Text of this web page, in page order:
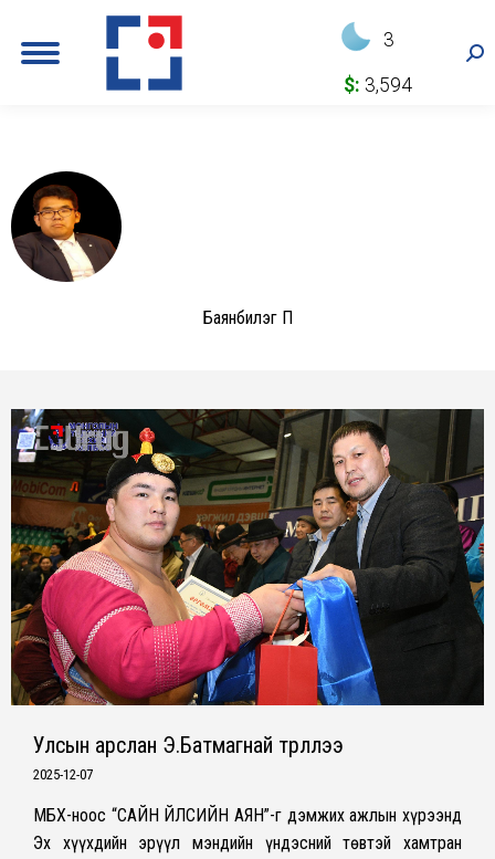
3
$: 3,594
Баянбилэг П
Улсын арслан Э.Батмагнай түрүүллээ
2025-12-07
МҮБХ-ноос “САЙН ҮЙЛСИЙН АЯН”-г дэмжих ажлын хүрээнд
Эх хүүхдийн эрүүл мэндийн үндэсний төвтэй хамтран